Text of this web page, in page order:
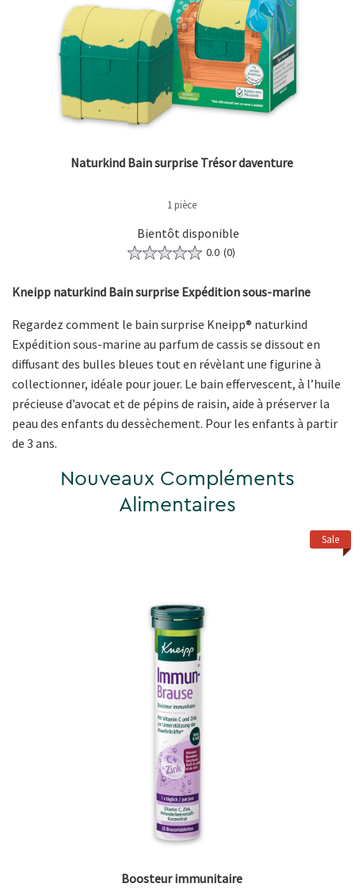
Naturkind Bain surprise Trésor daventure
1 pièce
Bientôt disponible
0.0 (0)
Kneipp naturkind Bain surprise Expédition sous-marine
Regardez comment le bain surprise Kneipp® naturkind
Expédition sous-marine au parfum de cassis se dissout en
diffusant des bulles bleues tout en révèlant une figurine à
collectionner, idéale pour jouer. Le bain effervescent, à l’huile
précieuse d’avocat et de pépins de raisin, aide à préserver la
peau des enfants du dessèchement. Pour les enfants à partir
de 3 ans.
Nouveaux Compléments
Alimentaires
Sale
Boosteur immunitaire